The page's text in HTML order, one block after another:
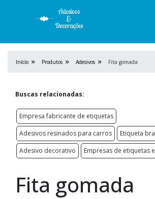
Início Produtos Adesivos Fita gomada
Buscas relacionadas:
Empresa fabricante de etiquetas
Adesivos resinados para carros
Etiqueta
Adesivo decorativo
Empresas de etiquetas
Fita gomada